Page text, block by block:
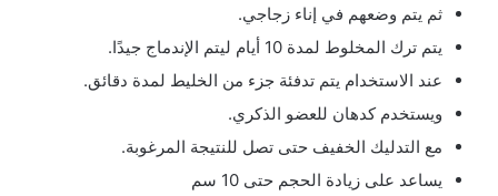
ثم يتم وضعهم في إناء زجاجي.
يتم ترك المخلوط لمدة 10 أيام ليتم الإندماج جيدًا.
عند الاستخدام يتم تدفئة جزء من الخليط لمدة دقائق.
ويستخدم كدهان للعضو الذكري.
مع التدليك الخفيف حتى تصل للنتيجة المرغوبة.
يساعد على زيادة الحجم حتى 10 سم